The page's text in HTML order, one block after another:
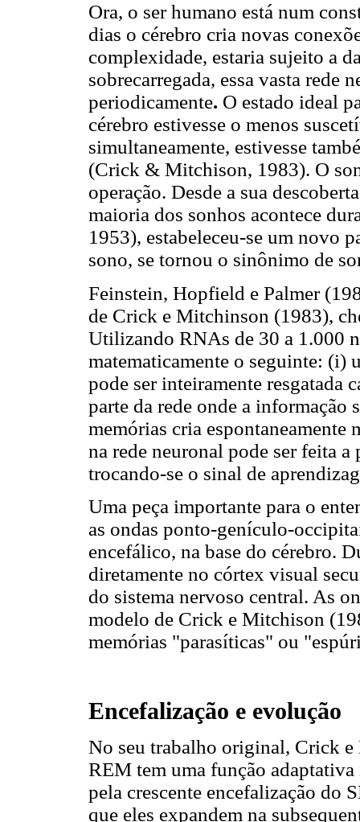
Ora, o ser humano está num
dias o cérebro cria novas
complexidade, estaria sujeito a
sobrecarregada, essa vasta rede
periodicamente. O estado ideal
cérebro estivesse o menos
simultaneamente, estivesse
(Crick & Mitchison, 1983). O
operação. Desde a sua
maioria dos sonhos acontece
1953), estabeleceu-se um novo
sono, se tornou o sinônimo de
Feinstein, Hopfield e Palmer
de Crick e Mitchinson (1983),
Utilizando RNAs de 30 a 1.000
matematicamente o seguinte: (i)
pode ser inteiramente resgatada
parte da rede onde a informação
memórias cria
na rede neuronal pode ser feita
trocando-se o sinal de
Uma peça importante para o
as ondas ponto-genículo-
encefálico, na base do cérebro.
diretamente no córtex visual
do sistema nervoso central. As
modelo de Crick e Mitchison
memórias "parasíticas" ou
Encefalização e evolução
No seu trabalho original, Crick
REM tem uma função
pela crescente encefalização do
que eles expandem na